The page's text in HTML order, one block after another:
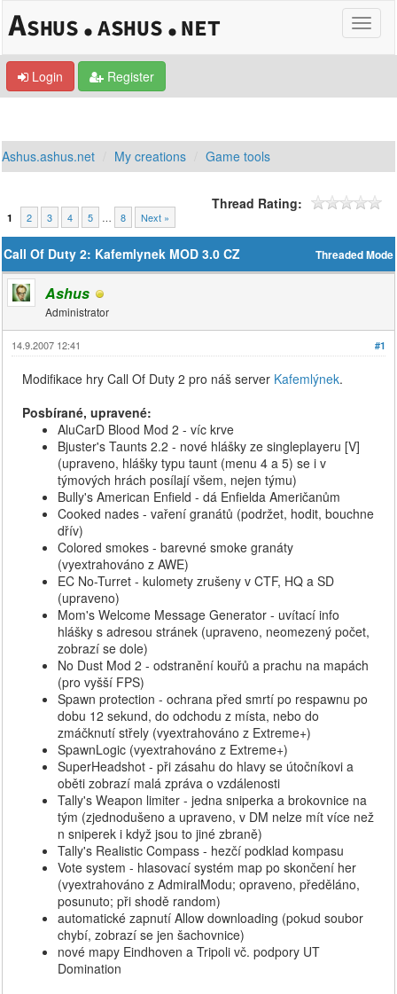
Login Register
Ashus.ashus.net My creations Game tools
1 2 3 4 5 … 8 Next »
Thread Rating:
Threaded Mode
Call Of Duty 2: Kafemlynek MOD 3.0 CZ
Ashus
Administrator
#1
14.9.2007 12:41
Modifikace hry Call Of Duty 2 pro náš server Kafemlýnek.
Posbírané, upravené:
AluCarD Blood Mod 2 - víc krve
Bjuster's Taunts 2.2 - nové hlášky ze singleplayeru [V]
(upraveno, hlášky typu taunt (menu 4 a 5) se i v
týmových hrách posílají všem, nejen týmu)
Bully's American Enfield - dá Enfielda Američanům
Cooked nades - vaření granátů (podržet, hodit, bouchne
dřív)
Colored smokes - barevné smoke granáty
(vyextrahováno z AWE)
EC No-Turret - kulomety zrušeny v CTF, HQ a SD
(upraveno)
Mom's Welcome Message Generator - uvítací info
hlášky s adresou stránek (upraveno, neomezený počet,
zobrazí se dole)
No Dust Mod 2 - odstranění kouřů a prachu na mapách
(pro vyšší FPS)
Spawn protection - ochrana před smrtí po respawnu po
dobu 12 sekund, do odchodu z místa, nebo do
zmáčknutí střely (vyextrahováno z Extreme+)
SpawnLogic (vyextrahováno z Extreme+)
SuperHeadshot - při zásahu do hlavy se útočníkovi a
oběti zobrazí malá zpráva o vzdálenosti
Tally's Weapon limiter - jedna sniperka a brokovnice na
tým (zjednodušeno a upraveno, v DM nelze mít více než
n sniperek i když jsou to jiné zbraně)
Tally's Realistic Compass - hezčí podklad kompasu
Vote system - hlasovací systém map po skončení her
(vyextrahováno z AdmiralModu; opraveno, předěláno,
posunuto; při shodě random)
automatické zapnutí Allow downloading (pokud soubor
chybí, zobrazí se jen šachovnice)
nové mapy Eindhoven a Tripoli vč. podpory UT
Domination